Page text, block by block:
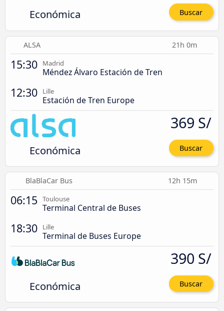
Económica Buscar
ALSA 21h 0m
15:30 Madrid
Méndez Álvaro Estación de Tren
12:30 Lille
Estación de Tren Europe
Económica
369 S/
Buscar
BlaBlaCar Bus 12h 15m
06:15 Toulouse
Terminal Central de Buses
18:30 Lille
Terminal de Buses Europe
Económica
390 S/
Buscar